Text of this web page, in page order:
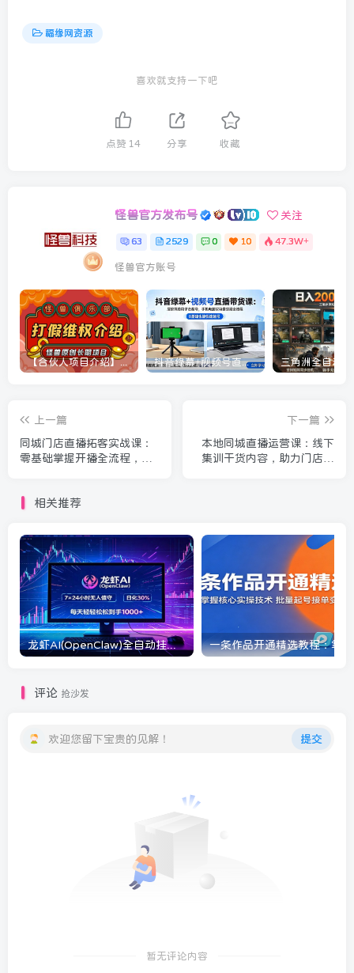
福缘网资源
喜欢就支持一下吧
点赞 14 分享 收藏
怪兽官方发布号 关注
63 2529 0 10 47.3W+
怪兽官方账号
【合伙人项目介绍】打假维权项目介绍 抖音绿幕+视频号直播带货课：居家照着稿子念起号，手机电脑双场景搭建全流程
上一篇
同城门店直播拓客实战课：
零基础掌握开播全流程，活
下一篇
本地同城直播运营课：线下
集训干货内容，助力门店直
相关推荐
龙虾AI(OpenClaw)全自动挂机，智能操控电脑高效执行任务，每天轻松到手四位数
评论 抢沙发
欢迎您留下宝贵的见解！ 提交
暂无评论内容